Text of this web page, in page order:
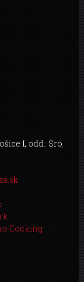
I, odd.: Sro,
Cooking